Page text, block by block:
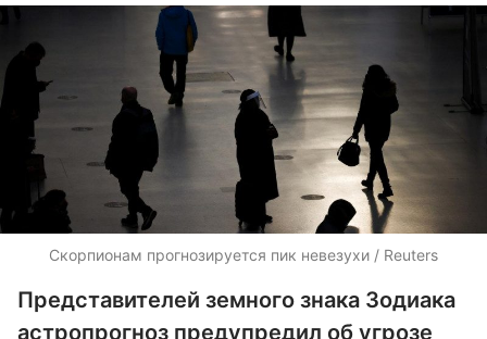
Скорпионам прогнозируется пик невезухи / Reuters
Представителей земного знака Зодиака
астропрогноз предупредил об угрозе